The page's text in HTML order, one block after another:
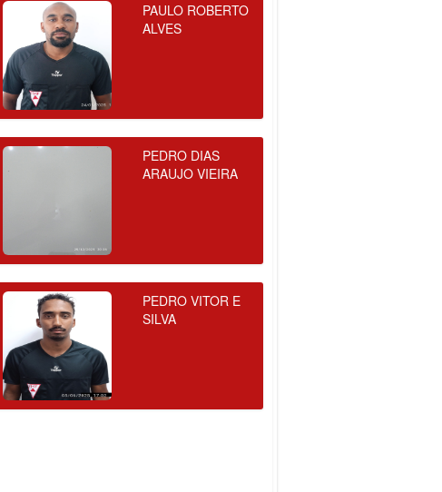
PAULO ROBERTO
ALVES
PEDRO DIAS
ARAUJO VIEIRA
PEDRO VITOR E
SILVA